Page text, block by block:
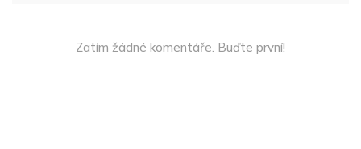
Zatím žádné komentáře. Buďte první!